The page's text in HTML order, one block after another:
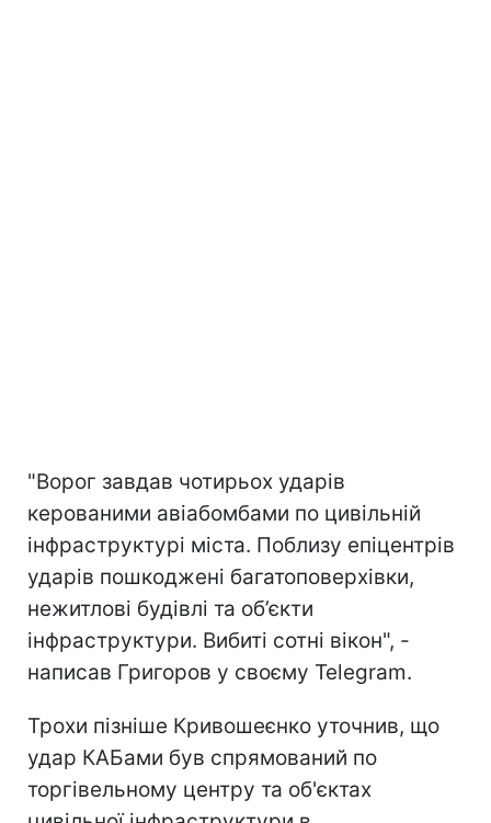
"Ворог завдав чотирьох ударів
керованими авіабомбами по цивільній
інфраструктурі міста. Поблизу епіцентрів
ударів пошкоджені багатоповерхівки,
нежитлові будівлі та об’єкти
інфраструктури. Вибиті сотні вікон", -
написав Григоров у своєму Telegram.
Трохи пізніше Кривошеєнко уточнив, що
удар КАБами був спрямований по
торгівельному центру та об'єктах